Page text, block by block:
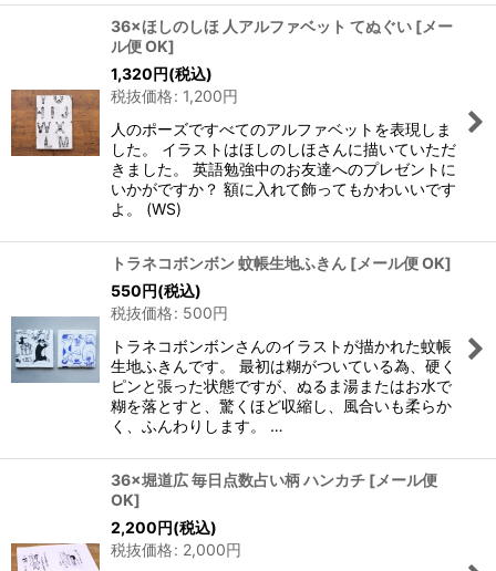
36×ほしのしほ 人アルファベット てぬぐい [メー
ル便 OK]
1,320円(税込)
税抜価格: 1,200円
人のポーズですべてのアルファベットを表現しま
した。 イラストはほしのしほさんに描いていただ
きました。 英語勉強中のお友達へのプレゼントに
いかがですか？ 額に入れて飾ってもかわいいです
よ。 (WS)
トラネコボンボン 蚊帳生地ふきん [メール便 OK]
550円(税込)
税抜価格: 500円
トラネコボンボンさんのイラストが描かれた蚊帳
生地ふきんです。 最初は糊がついている為、硬く
ピンと張った状態ですが、ぬるま湯またはお水で
糊を落とすと、驚くほど収縮し、風合いも柔らか
く、ふんわりします。 …
36×堀道広 毎日点数占い柄 ハンカチ [メール便
OK]
2,200円(税込)
税抜価格: 2,000円